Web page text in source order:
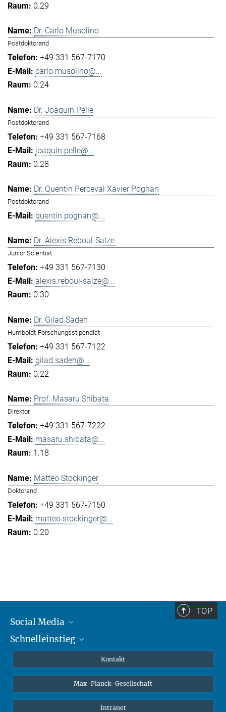
0.29
Dr. Carlo Musolino
Postdoktorand
+49 331 567-7170
carlo.musolino@...
0.24
Dr. Joaquin Pelle
Postdoktorand
+49 331 567-7168
joaquin.pelle@...
0.28
Dr. Quentin Perceval Xavier Pognan
Postdoktorand
quentin.pognan@...
Dr. Alexis Reboul-Salze
Junior Scientist
+49 331 567-7130
alexis.reboul-salze@...
0.30
Dr. Gilad Sadeh
Humboldt-Forschungsstipendiat
+49 331 567-7122
gilad.sadeh@...
0.22
Prof. Masaru Shibata
Direktor
+49 331 567-7222
masaru.shibata@...
1.18
Matteo Stockinger
Doktorand
+49 331 567-7150
matteo.stockinger@...
0.20
TOP
Social Media
Mastodon
Schnelleinstieg
Schüler*innen
Kontakt
Max-Planck-Gesellschaft
Intranet